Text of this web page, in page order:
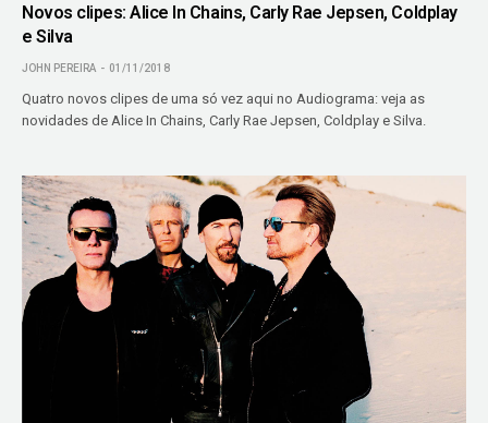
Novos clipes: Alice In Chains, Carly Rae Jepsen, Coldplay
e Silva
JOHN PEREIRA 01/11/2018
Quatro novos clipes de uma só vez aqui no Audiograma: veja as
novidades de Alice In Chains, Carly Rae Jepsen, Coldplay e Silva.